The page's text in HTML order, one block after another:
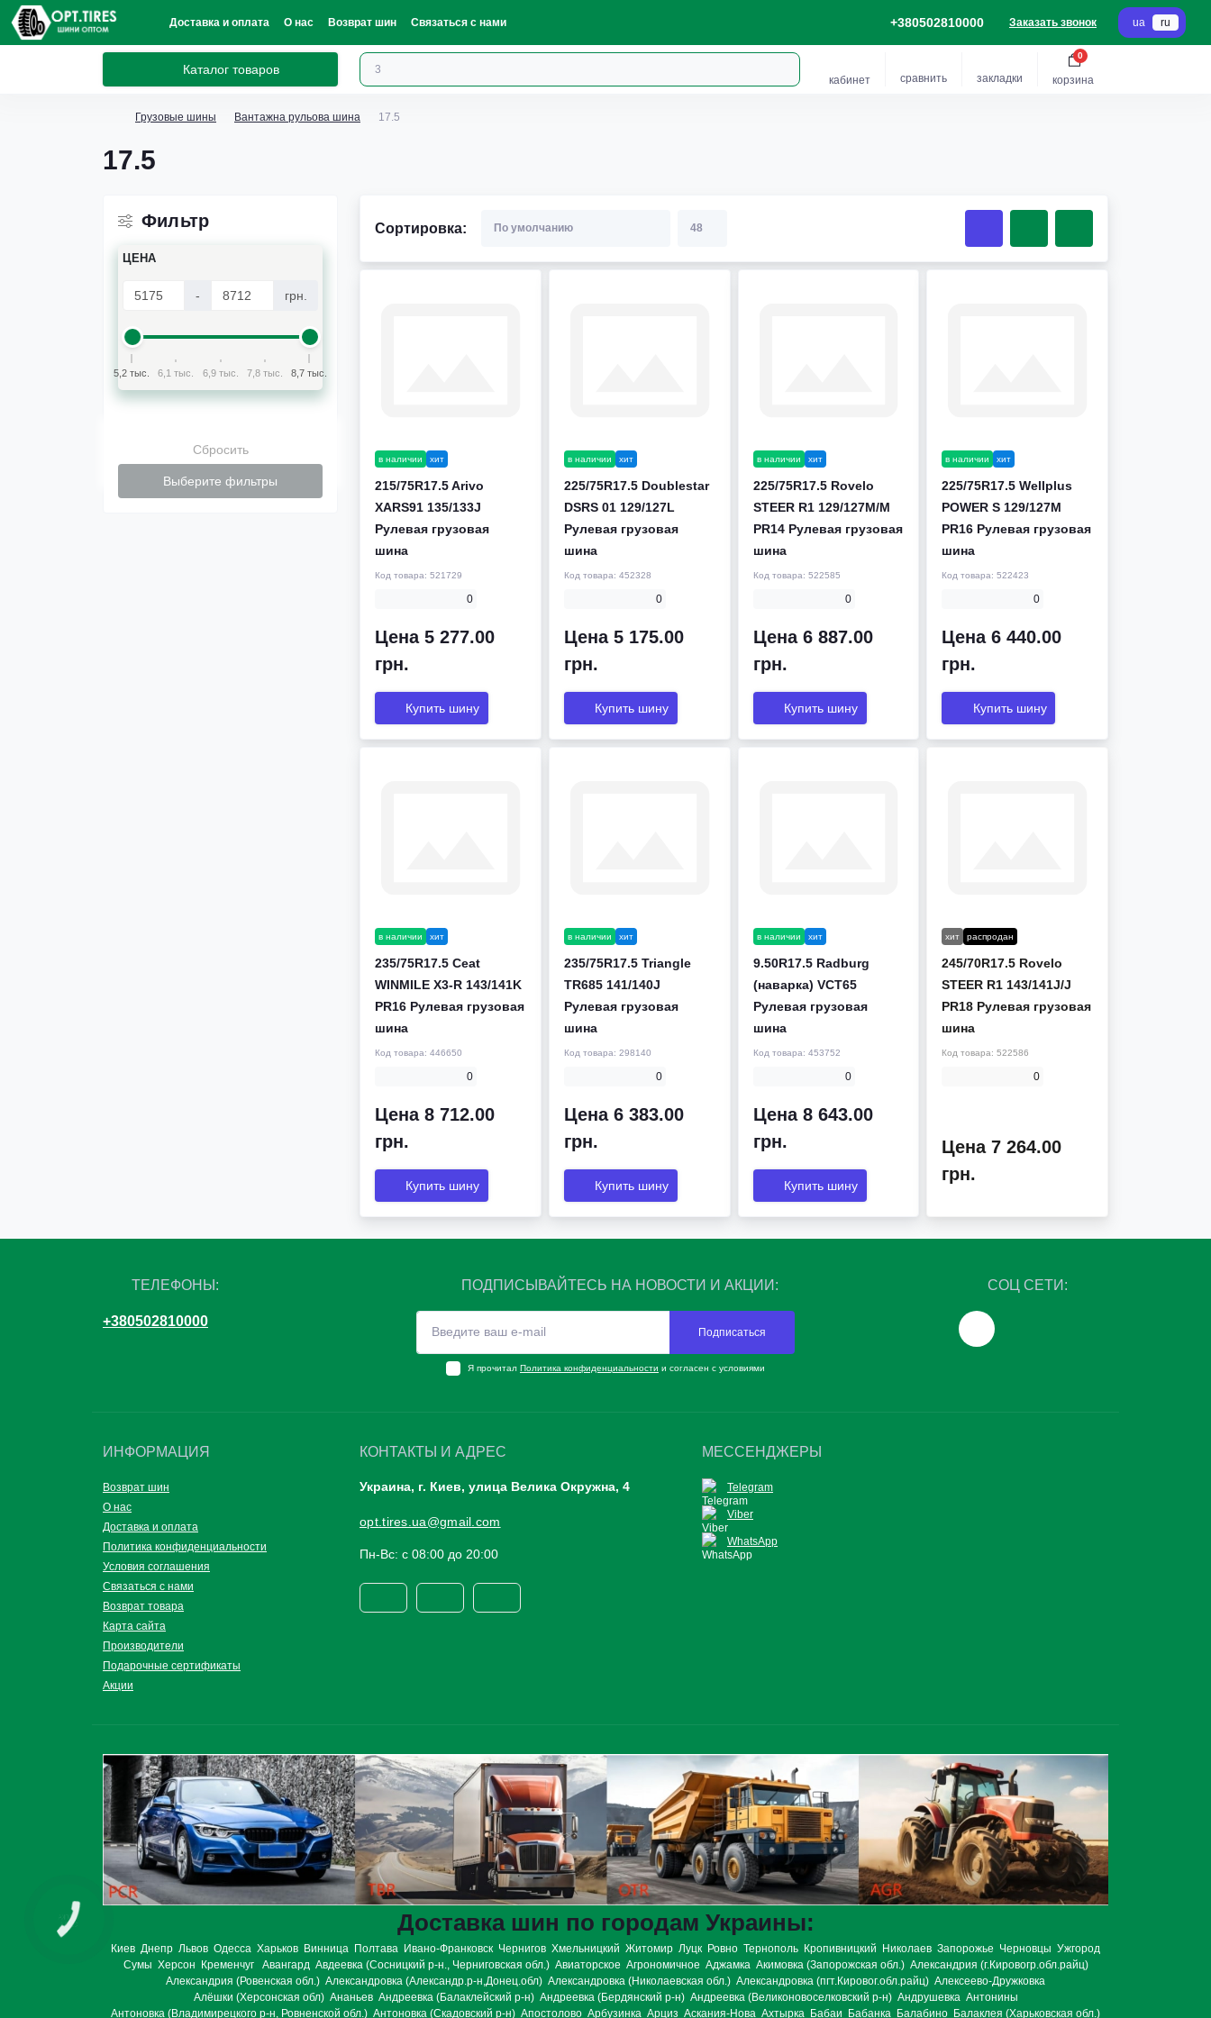
Доставка и оплата О нас Возврат шин Связаться с нами +380502810000 Заказать звонок ua ru
Каталог товаров
кабинет сравнить закладки корзина
0
Грузовые шины Вантажна рульова шина 17.5
17.5
Фильтр
ЦЕНА
- грн.
5,2 тыс. 6,1 тыс. 6,9 тыс. 7,8 тыс. 8,7 тыс.
Сбросить
Выберите фильтры
Сортировка:
в наличии хит
215/75R17.5 Arivo
XARS91 135/133J
Рулевая грузовая
шина
Код товара: 521729
0
Цена 5 277.00
грн.
Купить шину
в наличии хит
225/75R17.5 Doublestar
DSRS 01 129/127L
Рулевая грузовая
шина
Код товара: 452328
0
Цена 5 175.00
грн.
Купить шину
в наличии хит
225/75R17.5 Rovelo
STEER R1 129/127M/M
PR14 Рулевая грузовая
шина
Код товара: 522585
0
Цена 6 887.00
грн.
Купить шину
в наличии хит
225/75R17.5 Wellplus
POWER S 129/127M
PR16 Рулевая грузовая
шина
Код товара:522423
0
Цена 6 440.00
грн.
Купить шину
в наличии хит
235/75R17.5 Ceat
WINMILE X3-R 143/141K
PR16 Рулевая грузовая
шина
Код товара: 446650
0
Цена 8 712.00
грн.
Купить шину
в наличии хит
235/75R17.5 Triangle
TR685 141/140J
Рулевая грузовая
шина
Код товара: 298140
0
Цена 6 383.00
грн.
Купить шину
в наличии хит
9.50R17.5 Radburg
(наварка) VCT65
Рулевая грузовая
шина
Код товара: 453752
0
Цена 8 643.00
грн.
Купить шину
хит распродан
245/70R17.5 Rovelo
STEER R1 143/141J/J
PR18 Рулевая грузовая
шина
Код товара:522586
0
Цена 7 264.00
грн.
ТЕЛЕФОНЫ:
+380502810000
СОЦ СЕТИ:
ПОДПИСЫВАЙТЕСЬ НА НОВОСТИ И АКЦИИ:
Подписаться
Я прочитал Политика конфиденциальности и согласен с условиями
ИНФОРМАЦИЯ
Возврат шин
О нас
Доставка и оплата
Политика конфиденциальности
Условия соглашения
Связаться с нами
Возврат товара
Карта сайта
Производители
Подарочные сертификаты
Акции
КОНТАКТЫ И АДРЕС
Украина, г. Киев, улица Велика Окружна, 4
opt.tires.ua@gmail.com
Пн-Вс: с 08:00 до 20:00
МЕССЕНДЖЕРЫ
Telegram
Viber
WhatsApp
Доставка шин по городам Украины:
Киев Днепр Львов Одесса Харьков Винница Полтава Ивано-Франковск Чернигов Хмельницкий Житомир Луцк Ровно Тернополь Кропивницкий Николаев Запорожье Черновцы Ужгород
Сумы Херсон Кременчуг Авангард Авдеевка (Сосницкий р-н., Черниговская обл.) Авиаторское Агрономичное Аджамка Акимовка (Запорожская обл.) Александрия (г.Кировогр.обл.райц)
Александрия (Ровенская обл.) Александровка (Александр.р-н,Донец.обл) Александровка (Николаевская обл.) Александровка (пгт.Кировог.обл.райц) Алексеево-Дружковка
Алёшки (Херсонская обл) Ананьев Андреевка (Балаклейский р-н) Андреевка (Бердянский р-н) Андреевка (Великоновоселковский р-н) Андрушевка Антонины
Антоновка (Владимирецкого р-н, Ровненской обл.) Антоновка (Скадовский р-н) Апостолово Арбузинка Арциз Аскания-Нова Ахтырка Бабаи Бабанка Балабино Балаклея (Харьковская обл.)
КНОПКА
СВЯЗИ